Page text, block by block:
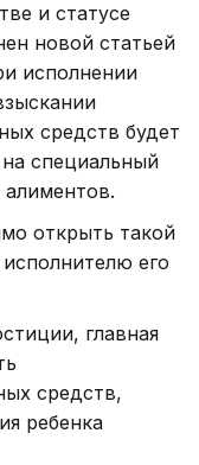
и статусе
новой статьей
исполнении
средств будет
специальный
алиментов.
открыть такой
его
главная
средств,
ребенка